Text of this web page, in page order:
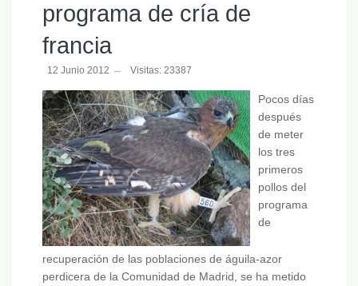
programa de cría de
francia
12 Junio 2012 Visitas: 23387
Pocos días
después
de meter
los tres
primeros
pollos del
programa
de
recuperación de las poblaciones de águila-azor
perdicera de la Comunidad de Madrid, se ha metido